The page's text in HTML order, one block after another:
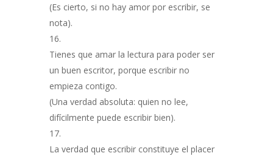
(Es cierto, si no hay amor por escribir, se
nota).
Tienes que amar la lectura para poder ser
un buen escritor, porque escribir no
empieza contigo.
(Una verdad absoluta: quien no lee,
difícilmente puede escribir bien).
La verdad que escribir constituye el placer